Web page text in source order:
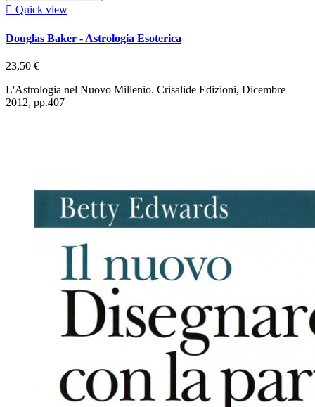
 Quick view
Douglas Baker - Astrologia Esoterica
23,50 €
L'Astrologia nel Nuovo Millenio. Crisalide Edizioni, Dicembre
2012, pp.407